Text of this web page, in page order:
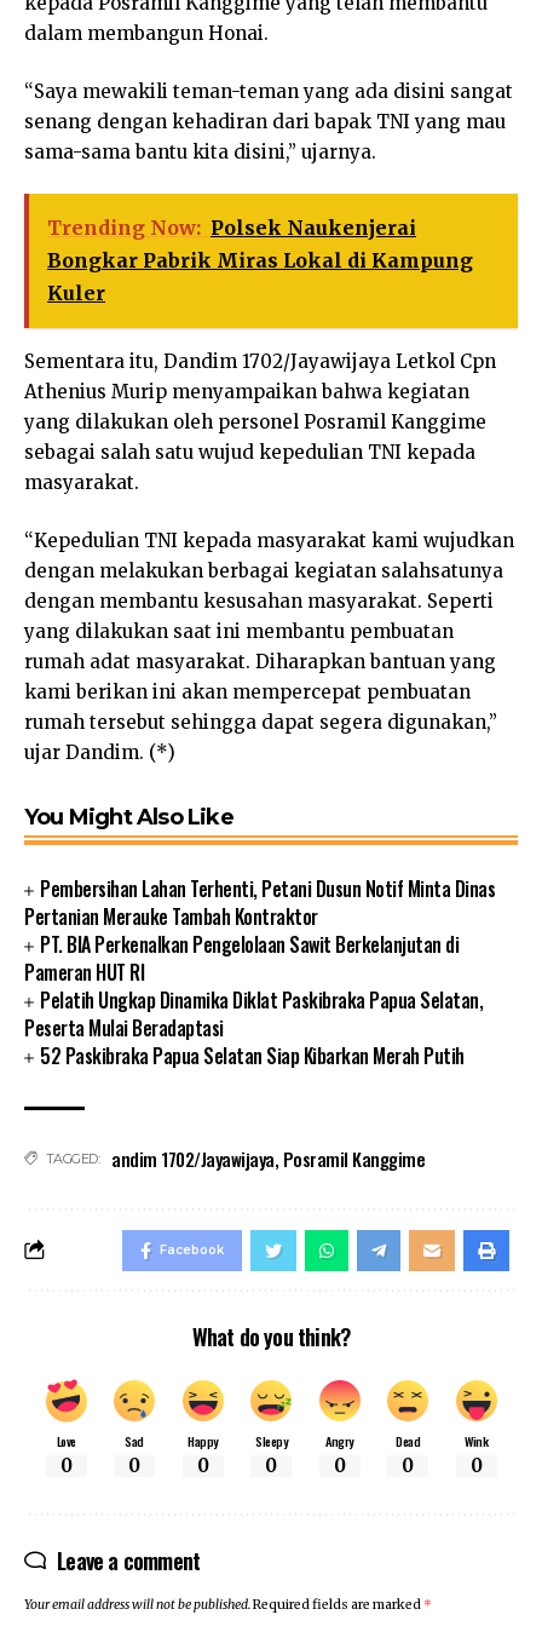
dalam membangun Honai.
“Saya mewakili teman-teman yang ada disini sangat
senang dengan kehadiran dari bapak TNI yang mau
sama-sama bantu kita disini,” ujarnya.
Trending Now: Polsek Naukenjerai
Bongkar Pabrik Miras Lokal di Kampung
Kuler
Sementara itu, Dandim 1702/Jayawijaya Letkol Cpn
Athenius Murip menyampaikan bahwa kegiatan
yang dilakukan oleh personel Posramil Kanggime
sebagai salah satu wujud kepedulian TNI kepada
masyarakat.
“Kepedulian TNI kepada masyarakat kami wujudkan
dengan melakukan berbagai kegiatan salahsatunya
dengan membantu kesusahan masyarakat. Seperti
yang dilakukan saat ini membantu pembuatan
rumah adat masyarakat. Diharapkan bantuan yang
kami berikan ini akan mempercepat pembuatan
rumah tersebut sehingga dapat segera digunakan,”
ujar Dandim. (*)
You Might Also Like
Pembersihan Lahan Terhenti, Petani Dusun Notif Minta Dinas
Pertanian Merauke Tambah Kontraktor
PT. BIA Perkenalkan Pengelolaan Sawit Berkelanjutan di
Pameran HUT RI
Pelatih Ungkap Dinamika Diklat Paskibraka Papua Selatan,
Peserta Mulai Beradaptasi
52 Paskibraka Papua Selatan Siap Kibarkan Merah Putih
TAGGED: andim 1702/Jayawijaya, Posramil Kanggime
Facebook
What do you think?
Love
0
Sad
0
Happy
0
Sleepy
0
Angry
0
Dead
0
Wink
0
Leave a comment
Your email address will not be published.Required fields are marked *